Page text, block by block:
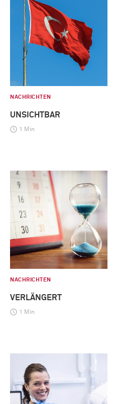
NACHRICHTEN
UNSICHTBAR
1 Min
NACHRICHTEN
VERLÄNGERT
1 Min